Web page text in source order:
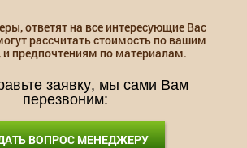
ответят на все интересующие Вас
рассчитать стоимость по вашим
предпочтениям по материалам.
заявку, мы сами Вам
перезвоним:
ВОПРОС МЕНЕДЖЕРУ